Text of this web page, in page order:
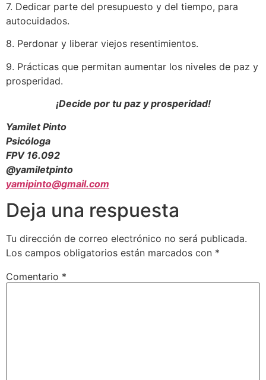
7. Dedicar parte del presupuesto y del tiempo, para
autocuidados.
8. Perdonar y liberar viejos resentimientos.
9. Prácticas que permitan aumentar los niveles de paz y
prosperidad.
¡Decide por tu paz y prosperidad!
Yamilet Pinto
Psicóloga
FPV 16.092
@yamiletpinto
yamipinto@gmail.com
Deja una respuesta
Tu dirección de correo electrónico no será publicada.
Los campos obligatorios están marcados con *
Comentario *